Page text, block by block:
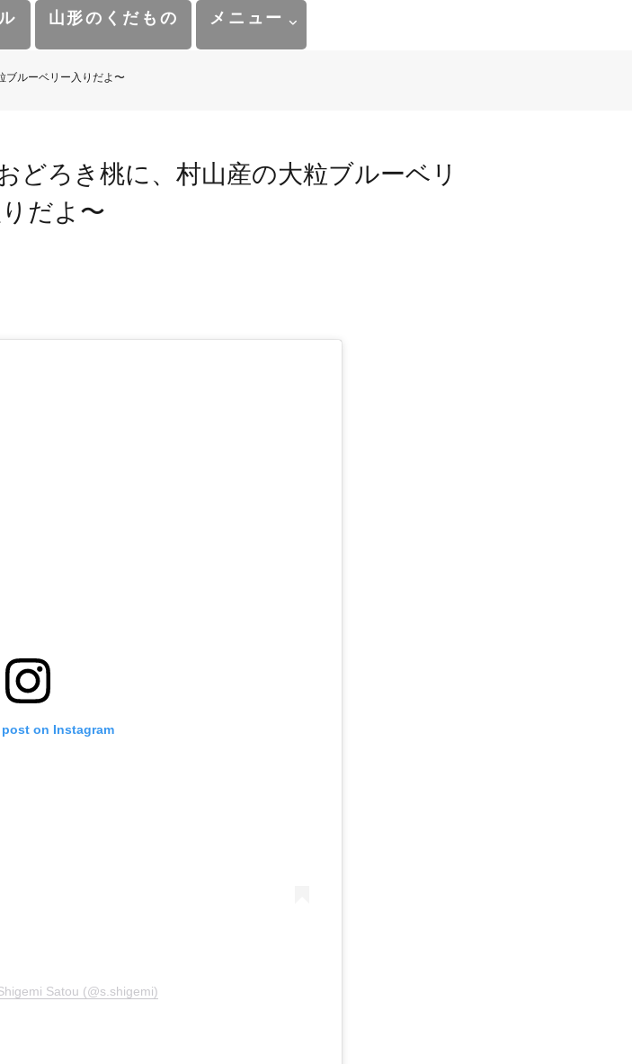
山形のくだもの メニュー
ブルーベリー入りだよ〜
どろき桃に、村山産の大粒ブルーベリ
だよ〜
on Instagram
Satou (@s.shigemi)